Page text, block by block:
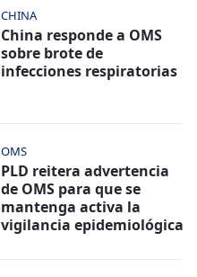
CHINA
China responde a OMS
sobre brote de
infecciones respiratorias
OMS
PLD reitera advertencia
de OMS para que se
mantenga activa la
vigilancia epidemiológica